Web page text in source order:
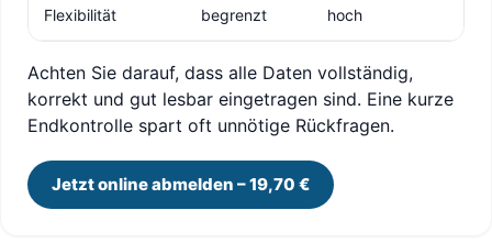
Flexibilität begrenzt hoch
Achten Sie darauf, dass alle Daten vollständig,
korrekt und gut lesbar eingetragen sind. Eine kurze
Endkontrolle spart oft unnötige Rückfragen.
Jetzt online abmelden – 19,70 €